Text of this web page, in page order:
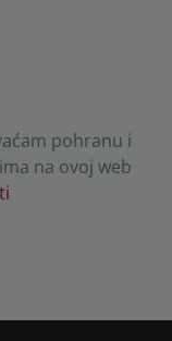
pohranu i
na ovoj web